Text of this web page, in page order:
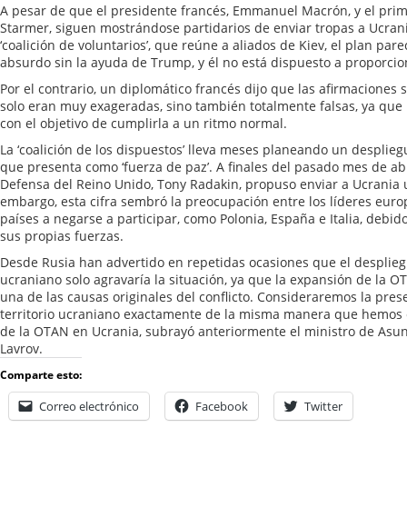
A pesar de que el presidente francés, Emmanuel Macrón, y el
Starmer, siguen mostrándose partidarios de enviar tropas a
‘coalición de voluntarios’, que reúne a aliados de Kiev, el plan
absurdo sin la ayuda de Trump, y él no está dispuesto a
Por el contrario, un diplomático francés dijo que las afirmaciones
solo eran muy exageradas, sino también totalmente falsas, ya
con el objetivo de cumplirla a un ritmo normal.
La ‘coalición de los dispuestos’ lleva meses planeando un
que presenta como ‘fuerza de paz’. A finales del pasado mes de
Defensa del Reino Unido, Tony Radakin, propuso enviar a
embargo, esta cifra sembró la preocupación entre los líderes
países a negarse a participar, como Polonia, España e Italia,
sus propias fuerzas.
Desde Rusia han advertido en repetidas ocasiones que el
ucraniano solo agravaría la situación, ya que la expansión de la
una de las causas originales del conflicto. Consideraremos la
territorio ucraniano exactamente de la misma manera que
de la OTAN en Ucrania, subrayó anteriormente el ministro de
Lavrov.
Comparte esto:
Correo electrónico Facebook Twitter